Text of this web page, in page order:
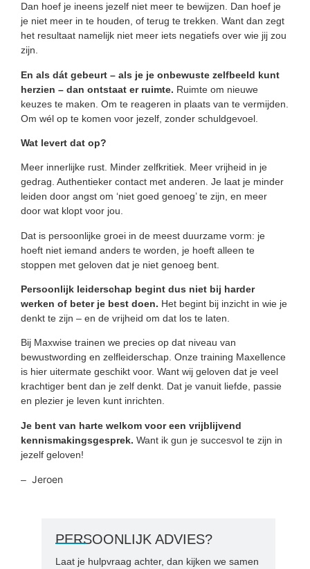
Dan hoef je ineens jezelf niet meer te bewijzen. Dan hoef je
je niet meer in te houden, of terug te trekken. Want dan zegt
het resultaat namelijk niet meer iets negatiefs over wie jij zou
zijn.
En als dát gebeurt – als je je onbewuste zelfbeeld kunt
herzien – dan ontstaat er ruimte. Ruimte om nieuwe
keuzes te maken. Om te reageren in plaats van te vermijden.
Om wél op te komen voor jezelf, zonder schuldgevoel.
Wat levert dat op?
Meer innerlijke rust. Minder zelfkritiek. Meer vrijheid in je
gedrag. Authentieker contact met anderen. Je laat je minder
leiden door angst om ‘niet goed genoeg’ te zijn, en meer
door wat klopt voor jou.
Dat is persoonlijke groei in de meest duurzame vorm: je
hoeft niet iemand anders te worden, je hoeft alleen te
stoppen met geloven dat je niet genoeg bent.
Persoonlijk leiderschap begint dus niet bij harder
werken of beter je best doen. Het begint bij inzicht in wie je
denkt te zijn – en de vrijheid om dat los te laten.
Bij Maxwise trainen we precies op dat niveau van
bewustwording en zelfleiderschap. Onze training Maxellence
is hier uitermate geschikt voor. Want wij geloven dat je veel
krachtiger bent dan je zelf denkt. Dat je vanuit liefde, passie
en plezier je leven kunt inrichten.
Je bent van harte welkom voor een vrijblijvend
kennismakingsgesprek. Want ik gun je succesvol te zijn in
jezelf geloven!
– Jeroen
PERSOONLIJK ADVIES?
Laat je hulpvraag achter, dan kijken we samen